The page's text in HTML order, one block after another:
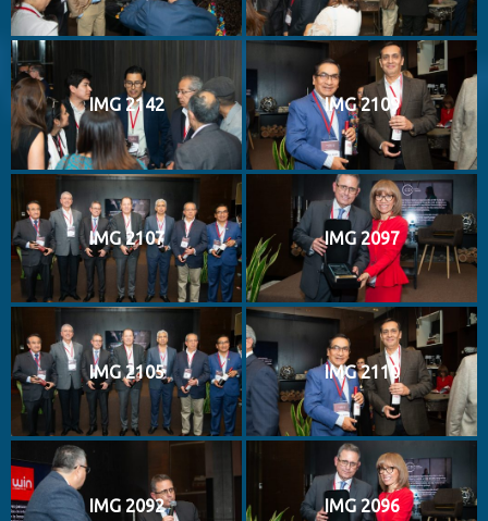
IMG 2142 IMG 2109
IMG 2107 IMG 2097
IMG 2105 IMG 2110
IMG 2092 IMG 2096